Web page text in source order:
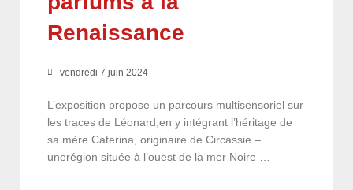
Renaissance
vendredi 7 juin 2024
L’exposition propose un parcours multisensoriel sur
les traces de Léonard,en y intégrant l’héritage de
sa mère Caterina, originaire de Circassie –
unerégion située à l’ouest de la mer Noire …